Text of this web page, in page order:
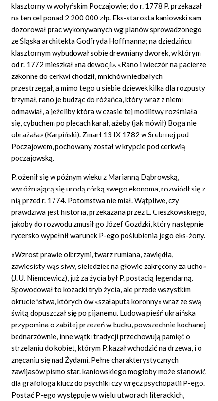
klasztorny w wołyńskim Poczajowie; do r. 1778 P. przekazał
na ten cel ponad 2 200 000 złp. Eks-starosta kaniowski sam
dozorował prac wykonywanych wg planów sprowadzonego
ze Śląska architekta Godfryda Hoffmanna; na dziedzińcu
klasztornym wybudował sobie drewniany dworek, w którym
od r. 1772 mieszkał «na dewocji». «Rano i wieczór na pacierze
zakonne do cerkwi chodził, mnichów niedbałych
przestrzegał, a mimo tego u siebie dziewek kilka dla rozpusty
trzymał, rano je budząc do różańca, który wraz z niemi
odmawiał, a jeżeliby która w czasie tej modlitwy rozśmiała
się, cybuchem po plecach karał, ażeby (jak mówił) Boga nie
obrażała» (Karpiński). Zmarł 13 IX 1782 w Srebrnej pod
Poczajowem, pochowany został w krypcie pod cerkwią
poczajowską.
P. ożenił się w późnym wieku z Marianną Dąbrowską,
wyróżniającą się urodą córką swego ekonoma, rozwiódł się z
nią przed r. 1774. Potomstwa nie miał. Wątpliwe, czy
prawdziwa jest historia, przekazana przez L. Cieszkowskiego,
jakoby do rozwodu zmusił go Józef Gozdzki, który następnie
rycersko wypełnił warunek P-ego poślubienia jego eks-żony.
«Wzrost prawie olbrzymi, twarz rumiana, zawiędła,
zawiesisty wąs siwy, sieledziec na głowie zakręcony za ucho»
(J. U. Niemcewicz), już za życia był P. postacią legendarną.
Spowodował to kozacki tryb życia, ale przede wszystkim
okrucieństwa, których ów «szałaputa koronny» wraz ze swą
świtą dopuszczał się po pijanemu. Ludowa pieśń ukraińska
przypomina o zabitej przezeń w Łucku, powszechnie kochanej
bednarzównie, inne wątki tradycji przechowują pamięć o
strzelaniu do kobiet, którym P. kazał wchodzić na drzewa, i o
znęcaniu się nad Żydami. Pełne charakterystycznych
zawijasów pismo star. kaniowskiego mogłoby może stanowić
dla grafologa klucz do psychiki czy wręcz psychopatii P-ego.
Postać P-ego występuje w wielu utworach literackich,